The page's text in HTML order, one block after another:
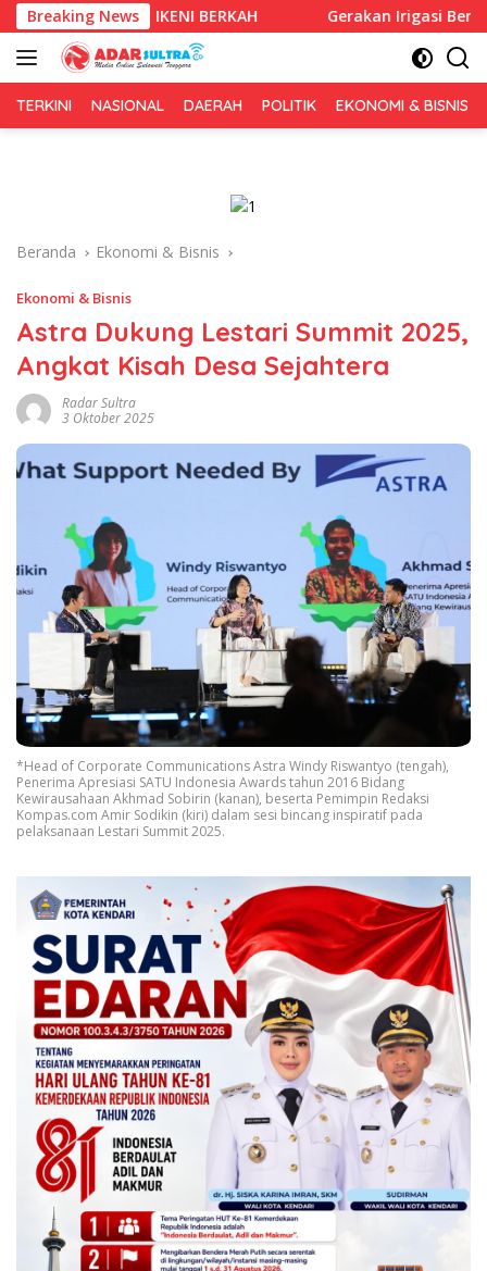
Langsung
ke
konten
Breaking News
IKENI BERKAH Gerakan Irigasi Bersih HUT RI ke-
TERKINI NASIONAL DAERAH POLITIK EKONOMI & BISNIS
Beranda Ekonomi & Bisnis
Ekonomi & Bisnis
Astra Dukung Lestari Summit 2025,
Angkat Kisah Desa Sejahtera
Radar Sultra
3 Oktober 2025
*Head of Corporate Communications Astra Windy Riswantyo (tengah),
Penerima Apresiasi SATU Indonesia Awards tahun 2016 Bidang
Kewirausahaan Akhmad Sobirin (kanan), beserta Pemimpin Redaksi
Kompas.com Amir Sodikin (kiri) dalam sesi bincang inspiratif pada
pelaksanaan Lestari Summit 2025.